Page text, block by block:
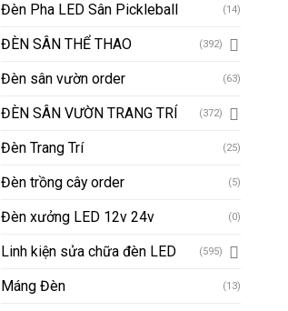
Đèn Pha LED Sân Pickleball (14)
ĐÈN SÂN THỂ THAO (392)
Đèn sân vườn order (63)
ĐÈN SÂN VƯỜN TRANG TRÍ (372)
Đèn Trang Trí (25)
Đèn trồng cây order (5)
Đèn xưởng LED 12v 24v (0)
Linh kiện sửa chữa đèn LED (595)
Máng Đèn (13)